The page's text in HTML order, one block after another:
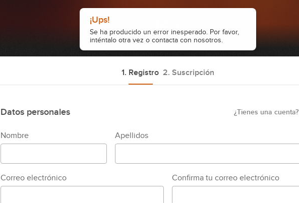
¡Ups!
Se ha producido un error inesperado. Por favor,
inténtalo otra vez o contacta con nosotros.
1. Registro 2. Suscripción
Datos personales ¿Tienes una cuenta?
Nombre Apellidos
Correo electrónico Confirma tu correo electrónico